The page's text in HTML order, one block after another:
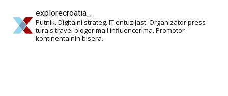
explorecroatia_
Putnik. Digitalni strateg. IT entuzijast. Organizator press
tura s travel blogerima i influencerima. Promotor
kontinentalnih bisera.